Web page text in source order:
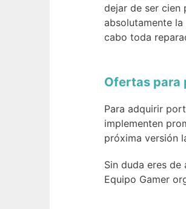
dejar de ser cien
absolutamente
cabo toda
Ofertas para
Para adquirir
implementen
próxima versión
Sin duda eres
Equipo Gamer